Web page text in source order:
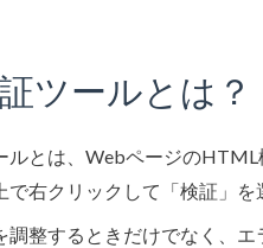
ツールとは？
ルとは、WebページのHTML
で右クリックして「検証」を
調整するときだけでなく、